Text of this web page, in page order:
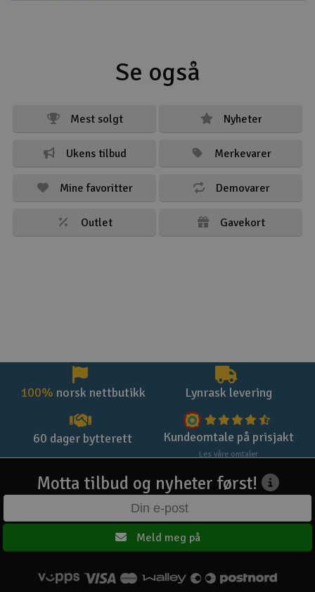
Se også
Mest solgt Nyheter
Ukens tilbud Merkevarer
Mine favoritter Demovarer
Outlet Gavekort
100% norsk nettbutikk Lynrask levering
60 dager bytterett Kundeomtale på prisjakt
Les våre omtaler
Motta tilbud og nyheter først!
Meld meg på